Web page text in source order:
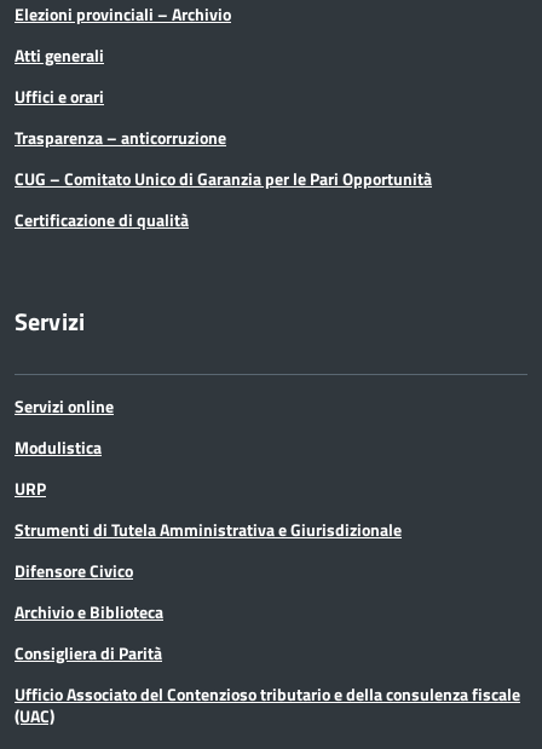
Elezioni provinciali – Archivio
Atti generali
Uffici e orari
Trasparenza – anticorruzione
CUG – Comitato Unico di Garanzia per le Pari Opportunità
Certificazione di qualità
Servizi
Servizi online
Modulistica
URP
Strumenti di Tutela Amministrativa e Giurisdizionale
Difensore Civico
Archivio e Biblioteca
Consigliera di Parità
Ufficio Associato del Contenzioso tributario e della consulenza fiscale
(UAC)